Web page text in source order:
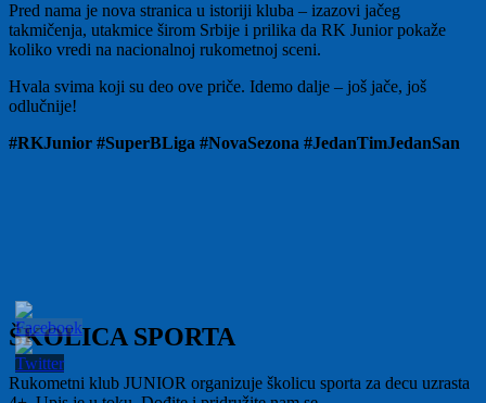
Pred nama je nova stranica u istoriji kluba – izazovi jačeg
takmičenja, utakmice širom Srbije i prilika da RK Junior pokaže
koliko vredi na nacionalnoj rukometnoj sceni.
Hvala svima koji su deo ove priče. Idemo dalje – još jače, još
odlučnije!
#RKJunior #SuperBLiga #NovaSezona #JedanTimJedanSan
ŠKOLICA SPORTA
Rukometni klub JUNIOR organizuje školicu sporta za decu uzrasta